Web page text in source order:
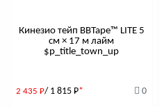
Кинезио тейп BBTape™ LITE 5
см × 17 м лайм
$р_title_town_up
2 435 Р/ 1 815 Р* 0